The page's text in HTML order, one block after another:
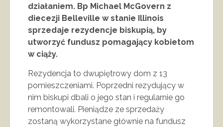
działaniem. Bp Michael McGovern z
diecezji Belleville w stanie Illinois
sprzedaje rezydencje biskupią, by
utworzyć fundusz pomagający kobietom
w ciąży.
Rezydencja to dwupiętrowy dom z 13
pomieszczeniami. Poprzedni rezydujący w
nim biskupi dbali o jego stan i regularnie go
remontowali. Pieniądze ze sprzedaży
zostaną wykorzystane głównie na fundusz